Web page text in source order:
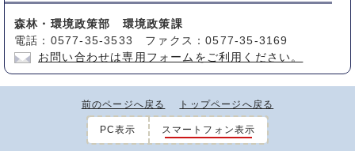
森林・環境政策部 環境政策課
電話：0577-35-3533 ファクス：0577-35-3169
お問い合わせは専用フォームをご利用ください。
前のページへ戻る トップページへ戻る
PC表示 スマートフォン表示